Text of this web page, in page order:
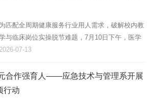
为匹配全周期健康服务行业用人需求，破解校内教
与临床岗位实操脱节难题，7月10日下午，医学
系在办公楼C407组织召开了2026级人才培养方案
校企多方骨干力量，校外…
2026-07-13
合作强育人——应急技术与管理系开展
行动